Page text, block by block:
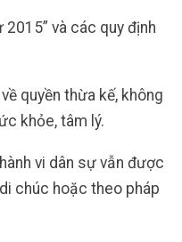
và các quy định
quyền thừa kế, không
khỏe, tâm lý.
vi dân sự vẫn được
chúc hoặc theo pháp